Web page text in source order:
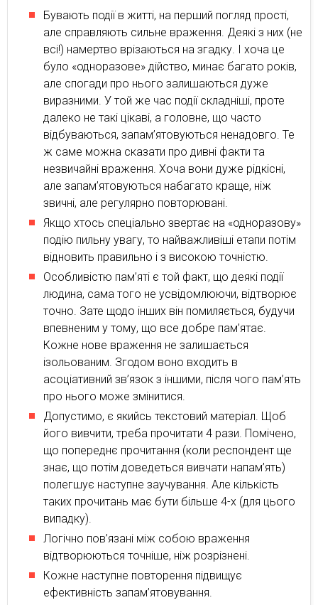
Бувають події в житті, на перший погляд прості,
але справляють сильне враження. Деякі з них (не
всі!) намертво врізаються на згадку. І хоча це
було «одноразове» дійство, минає багато років,
але спогади про нього залишаються дуже
виразними. У той же час події складніші, проте
далеко не такі цікаві, а головне, що часто
відбуваються, запам’ятовуються ненадовго. Те
ж саме можна сказати про дивні факти та
незвичайні враження. Хоча вони дуже рідкісні,
але запам’ятовуються набагато краще, ніж
звичні, але регулярно повторювані.
Якщо хтось спеціально звертає на «одноразову»
подію пильну увагу, то найважливіші етапи потім
відновить правильно і з високою точністю.
Особливістю пам’яті є той факт, що деякі події
людина, сама того не усвідомлюючи, відтворює
точно. Зате щодо інших він помиляється, будучи
впевненим у тому, що все добре пам’ятає.
Кожне нове враження не залишається
ізольованим. Згодом воно входить в
асоціативний зв’язок з іншими, після чого пам’ять
про нього може змінитися.
Допустимо, є якийсь текстовий матеріал. Щоб
його вивчити, треба прочитати 4 рази. Помічено,
що попереднє прочитання (коли респондент ще
знає, що потім доведеться вивчати напам’ять)
полегшує наступне заучування. Але кількість
таких прочитань має бути більше 4-х (для цього
випадку).
Логічно пов’язані між собою враження
відтворюються точніше, ніж розрізнені.
Кожне наступне повторення підвищує
ефективність запам’ятовування.